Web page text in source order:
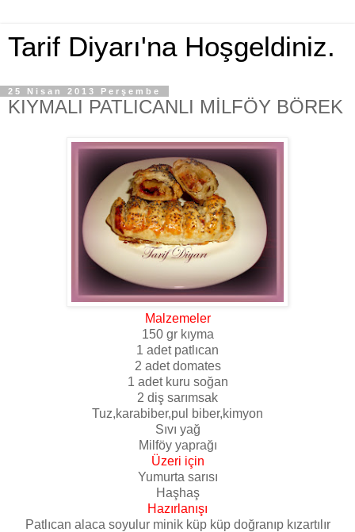
Tarif Diyarı'na Hoşgeldiniz.
25 Nisan 2013 Perşembe
KIYMALI PATLICANLI MİLFÖY BÖREK
Malzemeler
150 gr kıyma
1 adet patlıcan
2 adet domates
1 adet kuru soğan
2 diş sarımsak
Tuz,karabiber,pul biber,kimyon
Sıvı yağ
Milföy yaprağı
Üzeri için
Yumurta sarısı
Haşhaş
Hazırlanışı
Patlıcan alaca soyulur minik küp küp doğranıp kızartılır